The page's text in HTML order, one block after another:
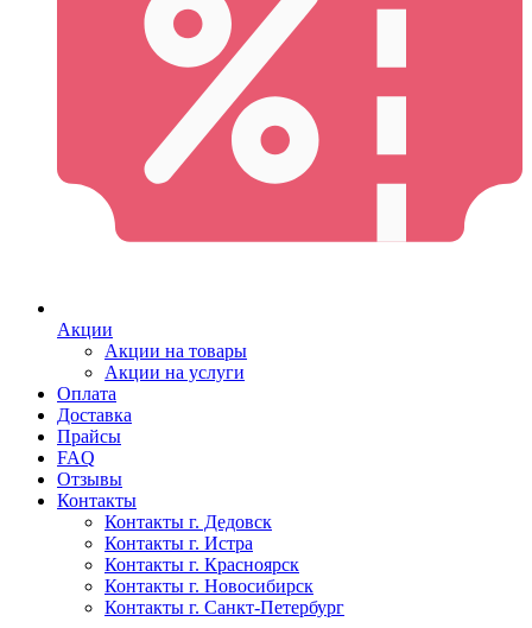
Акции
Акции на товары
Акции на услуги
Оплата
Доставка
Прайсы
FAQ
Отзывы
Контакты
Контакты г. Дедовск
Контакты г. Истра
Контакты г. Красноярск
Контакты г. Новосибирск
Контакты г. Санкт-Петербург